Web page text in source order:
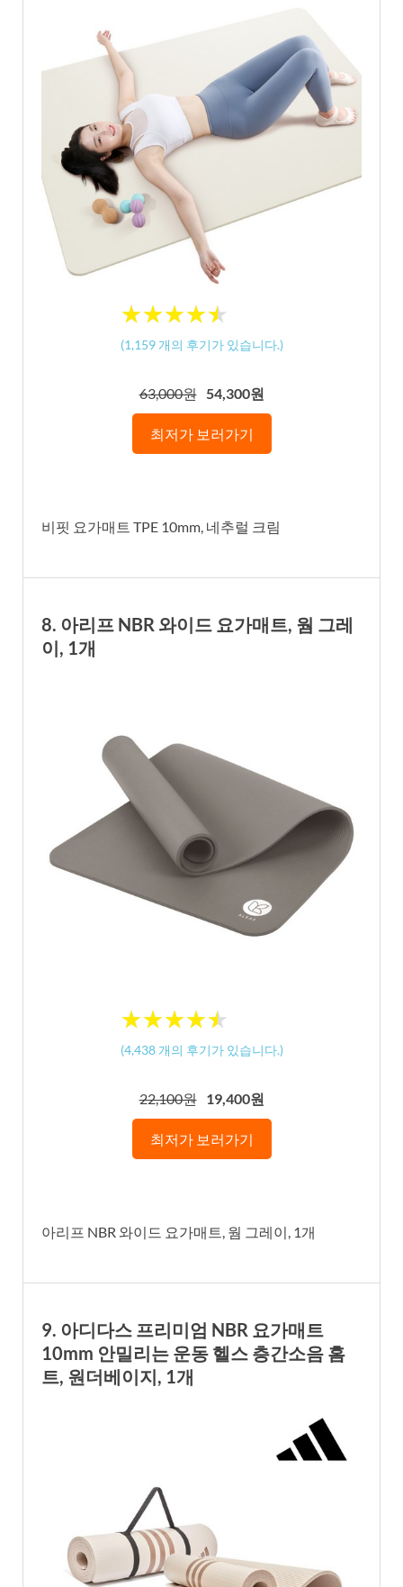
★★★★★
★★★★★
(1,159개의 후기가 있습니다.)
63,000원 54,300원
최저가 보러가기
비핏 요가매트 TPE 10mm, 네추럴 크림
8. 아리프 NBR 와이드 요가매트, 웜 그레
이, 1개
★★★★★
★★★★★
(4,438개의 후기가 있습니다.)
22,100원 19,400원
최저가 보러가기
아리프 NBR 와이드 요가매트, 웜 그레이, 1개
9. 아디다스 프리미엄 NBR 요가매트
10mm 안밀리는 운동 헬스 층간소음 홈
트, 원더베이지, 1개